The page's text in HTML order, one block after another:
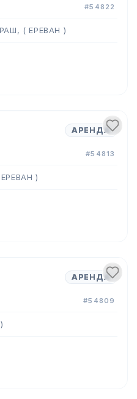
#54822
( ЕРЕВАН )
АРЕНДА
#54813
)
АРЕНДА
#54809